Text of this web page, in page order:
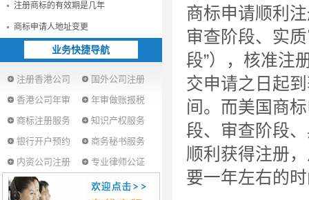
注册商标的有效期是几年
商标申请人地址变更
业务快捷导航
注册香港公司
国外公司注册
香港公司年审
年审做账报税
商标注册服务
知识产权服务
银行开户预约
商务秘书服务
内资公司注册
专业律师公证
商标申请顺利
审查阶段、实
段”），核准注
交申请之日起
间。而美国商
段、审查阶段
顺利获得注册
要一年左右的